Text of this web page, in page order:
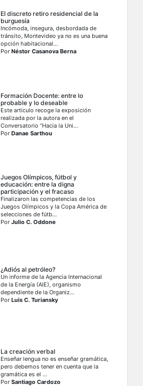
El discreto retiro residencial de la
burguesía
Incómoda, insegura, desbordada de
tránsito, Montevideo ya no es una buena
opción habitacional...
PorNéstor Casanova Berna
Formación Docente: entre lo
probable y lo deseable
Este artículo recoge la exposición
realizada por la autora en el
Conversatorio “Hacia la Uni...
PorDanae Sarthou
Juegos Olímpicos, fútbol y
educación: entre la digna
participación y el fracaso
Finalizaron las competencias de los
Juegos Olímpicos y la Copa América de
selecciones de fútb...
PorJulio C. Oddone
¿Adiós al petróleo?
Un informe de la Agencia Internacional
de la Energía (AIE), organismo
dependiente de la Organiz...
PorLuis C. Turiansky
La creación verbal
Enseñar lengua no es enseñar gramática,
pero debemos tener en cuenta que la
gramática es el ...
PorSantiago Cardozo